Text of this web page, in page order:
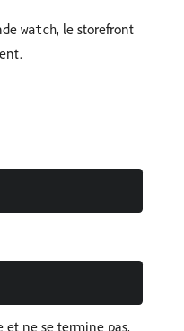
watch, le storefront
et ne se termine pas,